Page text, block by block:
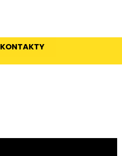
KONTAKTY